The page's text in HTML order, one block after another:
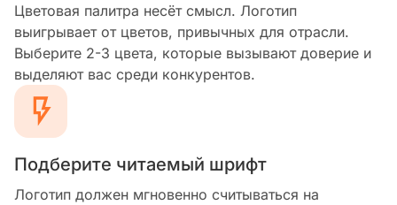
Цветовая палитра несёт смысл. Логотип
выигрывает от цветов, привычных для отрасли.
Выберите 2-3 цвета, которые вызывают доверие и
выделяют вас среди конкурентов.
Подберите читаемый шрифт
Логотип должен мгновенно считываться на